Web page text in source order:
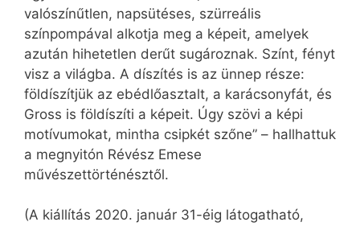
valószínűtlen, napsütéses, szürreális
színpompával alkotja meg a képeit, amelyek
azután hihetetlen derűt sugároznak. Színt, fényt
visz a világba. A díszítés is az ünnep része:
földíszítjük az ebédlőasztalt, a karácsonyfát, és
Gross is földíszíti a képeit. Úgy szövi a képi
motívumokat, mintha csipkét szőne” – hallhattuk
a megnyitón Révész Emese
művészettörténésztől.
(A kiállítás 2020. január 31-éig látogatható,